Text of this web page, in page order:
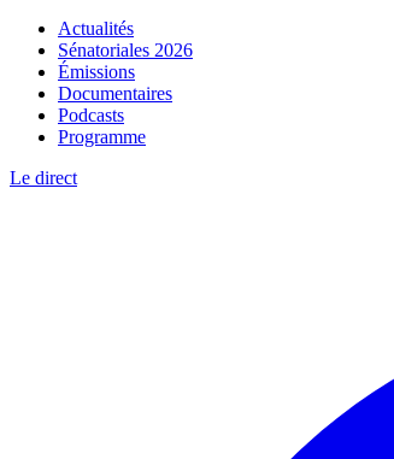
Actualités
Sénatoriales 2026
Émissions
Documentaires
Podcasts
Programme
Le direct